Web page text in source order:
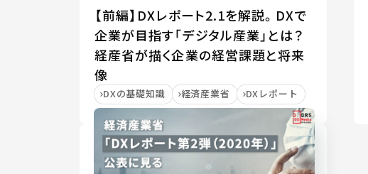
【前編】DXレポート2.1を解説。DXで
企業が目指す「デジタル産業」とは？
経産省が描く企業の経営課題と将来
像
DXの基礎知識 経済産業省 DXレポート